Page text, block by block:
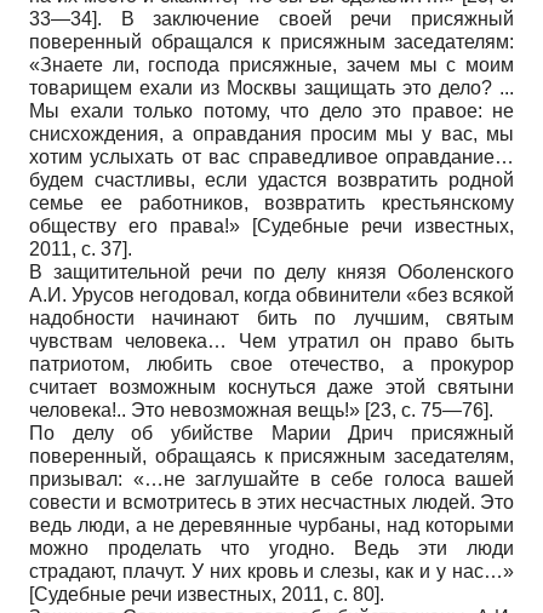
33—34]. В заключение своей речи присяжный
поверенный обращался к присяжным заседателям:
«Знаете ли, господа присяжные, зачем мы с моим
товарищем ехали из Москвы защищать это дело? ...
Мы ехали только потому, что дело это правое: не
снисхождения, а оправдания просим мы у вас, мы
хотим услыхать от вас справедливое оправдание…
будем счастливы, если удастся возвратить родной
семье ее работников, возвратить крестьянскому
обществу его права!»
[Судебные речи известных,
2011, с. 37].
В защитительной речи по делу князя Оболенского
А.И. Урусов негодовал, когда обвинители «без всякой
надобности начинают бить по лучшим, святым
чувствам человека… Чем утратил он право быть
патриотом, любить свое отечество, а прокурор
считает возможным коснуться даже этой святыни
человека!.. Это невозможная вещь!» [23, с. 75—76].
По делу об убийстве Марии Дрич присяжный
поверенный, обращаясь к присяжным заседателям,
призывал: «…не заглушайте в себе голоса вашей
совести и всмотритесь в этих несчастных людей. Это
ведь люди, а не деревянные чурбаны, над которыми
можно проделать что угодно. Ведь эти люди
страдают, плачут. У них кровь и слезы, как и у нас…»
[Судебные речи известных, 2011, с. 80].